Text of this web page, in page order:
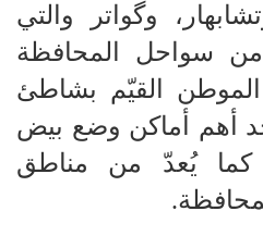
وگواتر والتي
سواحل المحافظة
الموطن القيّم بشاطئ
أهم أماكن وضع بيض
كما يُعدّ من مناطق